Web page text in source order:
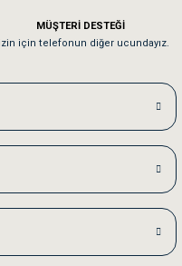
olması iyi.
ulaştı. Jack russell köpeğim
onuda hemen çözdüler
MÜŞTERİ DESTEĞİ
için telefonun diğer ucundayız.